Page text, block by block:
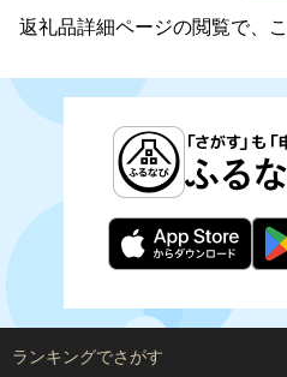
返礼品詳細ページの閲覧で、
ランキングでさがす